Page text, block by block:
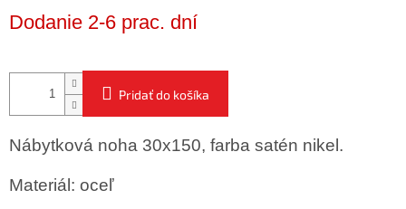
cena:
Dodanie 2-6 prac. dní
Pridať do košíka
Nábytková noha 30x150, farba satén nikel.
Materiál: oceľ